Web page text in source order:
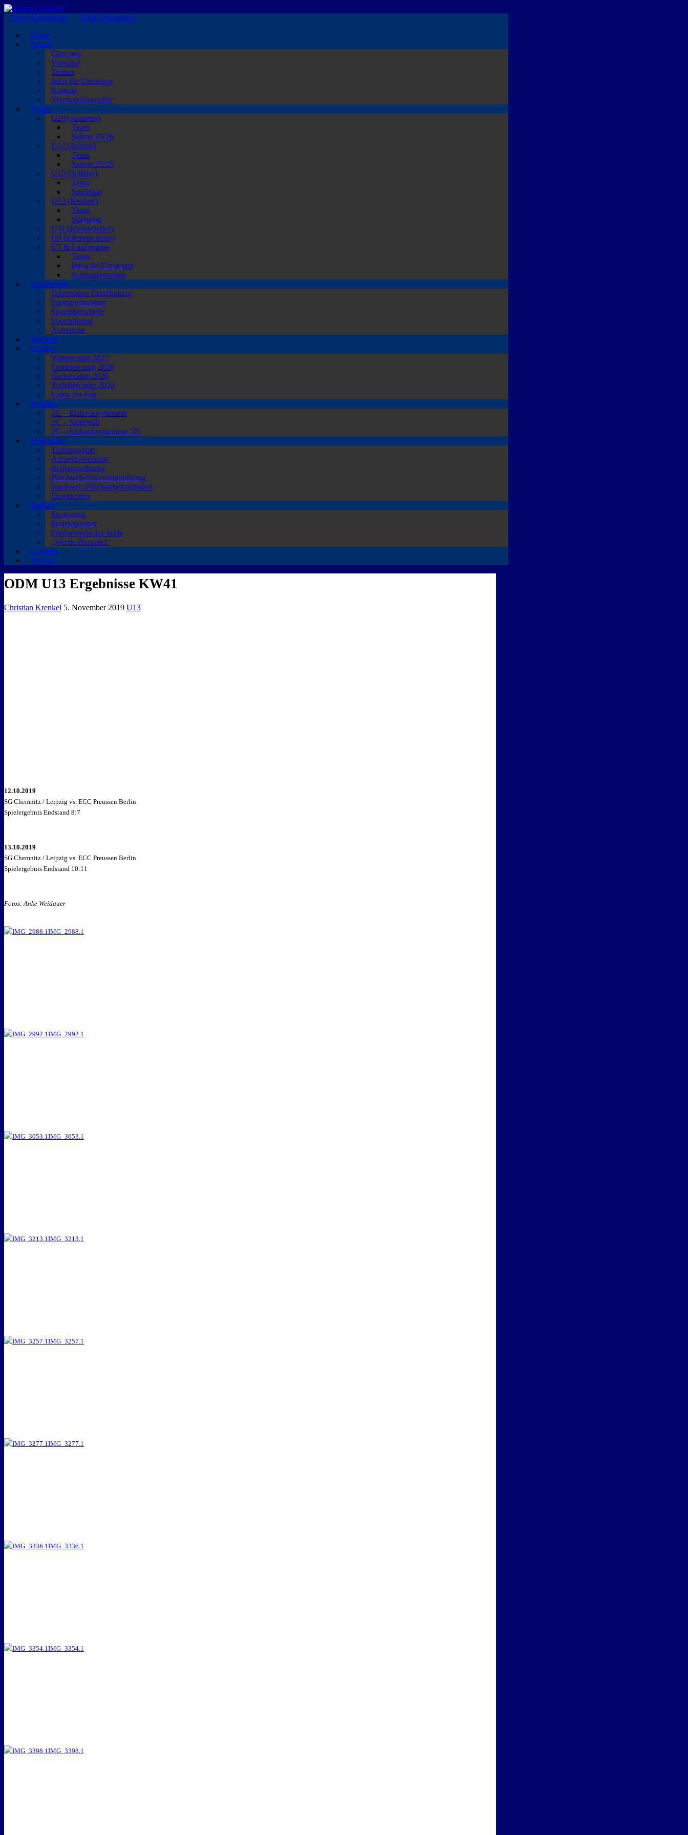
EISKALTE LEIDENSCHAFT
Show Navigation
Hide Navigation
Home
Verein
Über uns
Vorstand
Trainer
Infos für Einsteiger
Kontakt
Vereinsphilosophie
Teams
U20 (Junioren)
Team
Saison 25/26
U17 (Jugend)
Team
Saison 25/26
U15 (Schüler)
Team
Spielplan
U13 (Knaben)
Team
Spielplan
U11 (Kleinschüler)
U9 (Kleinstschüler)
U7 & Laufgruppe
Team
Infos für Einsteiger
Schnupperzeiten
Sportschule
Information Einschulung
Sportgymnasium
Sportoberschule
Sportinternat
Aufnahme
Turniere
Camps
Wintercamp 2027
Sommercamp 2026
Herbstcamp 2026
Torhütercamp 2026
Camp for Fun
Projekte
2C – Eishockeyturniere
2C – Skatemill
2C – Eishockeyturniere ’25
Download
Trainingsplan
Anmeldeformular
Beitragsordnung
Pflichtarbeitsstundenordnung
Nachweis Pflichtarbeitsstunden
Ehrenkodex
Partner
Sponsoren
Projektpartner
Förderverein Ice-Kids
„Werde Buspate!“
Crashers
TryOut
ODM U13 Ergebnisse KW41
Christian Krenkel 5. November 2019 U13
12.10.2019
SG Chemnitz / Leipzig vs. ECC Preussen Berlin
Spielergebnis Endstand 8:7
13.10.2019
SG Chemnitz / Leipzig vs. ECC Preussen Berlin
Spielergebnis Endstand 10:11
Fotos: Anke Weidauer
IMG_2988.1
IMG_2992.1
IMG_3053.1
IMG_3213.1
IMG_3257.1
IMG_3277.1
IMG_3336.1
IMG_3354.1
IMG_3398.1